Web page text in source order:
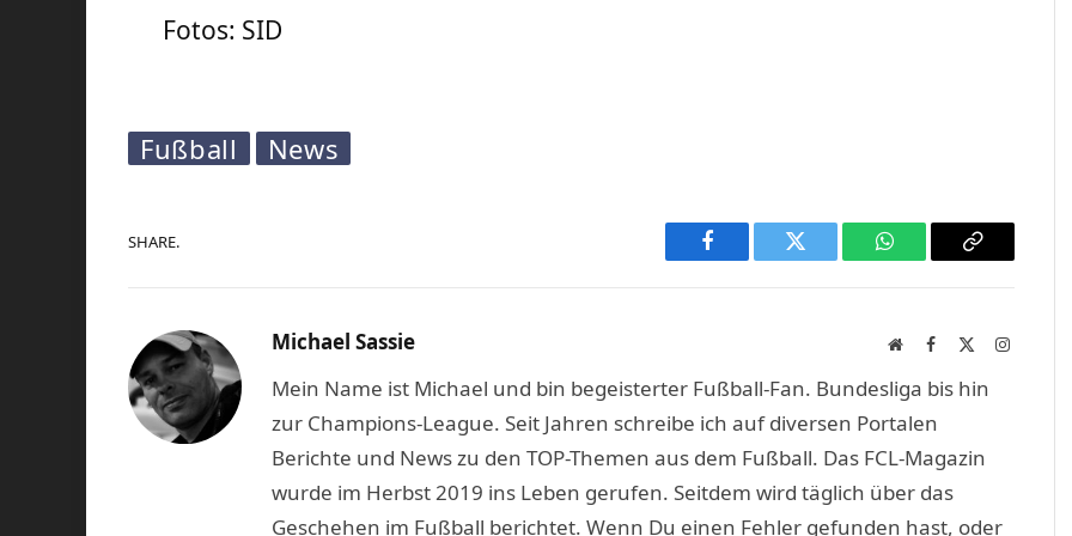
Fotos: SID
Fußball News
SHARE.
Facebook Twitter WhatsAppCopy
Michael Sassie WebsiteFacebook
Mein Name ist Michael und bin begeisterter Fußball-Fan. Bundesliga bis hin
zur Champions-League. Seit Jahren schreibe ich auf diversen Portalen
Berichte und News zu den TOP-Themen aus dem Fußball. Das FCL-Magazin
wurde im Herbst 2019 ins Leben gerufen. Seitdem wird täglich über das
Geschehen im Fußball berichtet. Wenn Du einen Fehler gefunden hast, oder